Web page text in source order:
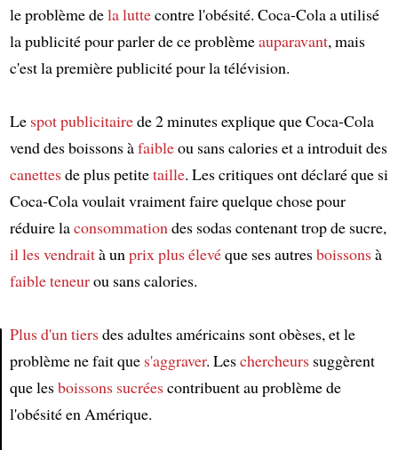
Article
le problème dela luttecontre l'obésité. Coca-Cola a utilisé
la publicité pour parler de ce problèmeauparavant, mais
c'est la première publicité pour la télévision.
Le spot publicitairede 2 minutes explique que Coca-Cola
vend des boissons àfaibleou sans calories et a introduit des
canettesde plus petitetaille. Les critiques ont déclaré que si
Coca-Cola voulait vraiment faire quelque chose pour
réduire laconsommationdes sodas contenant trop de sucre,
il les vendraità unprix plus élevéque ses autresboissonsà
faible teneurou sans calories.
Plus d'un tiersdes adultes américains sont obèses, et le
problème ne fait que s'aggraver. Leschercheurssuggèrent
que lesboissons sucréescontribuent au problème de
l'obésité en Amérique.